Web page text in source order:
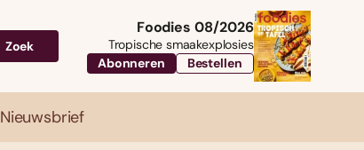
Zoek
Foodies 08/2026
Tropische smaakexplosies
Abonneren
Bestellen
Nieuwsbrief